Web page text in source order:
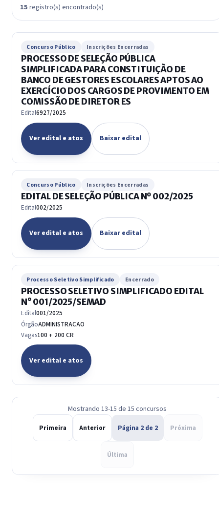
15registro(s) encontrado(s)
Concurso Público Inscrições Encerradas
PROCESSO DE SELEÇÃO PÚBLICA
SIMPLIFICADA PARA CONSTITUIÇÃO DE
BANCO DE GESTORES ESCOLARES APTOS AO
EXERCÍCIO DOS CARGOS DE PROVIMENTO EM
COMISSÃO DE DIRETOR ES
Edital6927/2025
Ver edital e atos Baixar edital
Concurso Público Inscrições Encerradas
EDITAL DE SELEÇÃO PÚBLICA Nº 002/2025
Edital002/2025
Ver edital e atos Baixar edital
Processo Seletivo Simplificado Encerrado
PROCESSO SELETIVO SIMPLIFICADO EDITAL
N° 001/2025/SEMAD
Edital001/2025
ÓrgãoADMINISTRACAO
Vagas100 + 200 CR
Ver edital e atos
Mostrando 13-15 de 15 concursos
Primeira Anterior Página 2 de 2 Próxima
Última